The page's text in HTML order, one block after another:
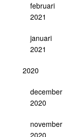
februari
2021
januari
2021
2020
december
2020
november
2020